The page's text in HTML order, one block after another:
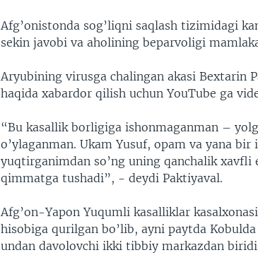
Afg’onistonda sog’liqni saqlash tizimidagi
sekin javobi va aholining beparvoligi
Aryubining virusga chalingan akasi Bextarin
haqida xabardor qilish uchun YouTube ga
“Bu kasallik borligiga ishonmaganman –
o’ylaganman. Ukam Yusuf, opam va yana
yuqtirganimdan so’ng uning qanchalik xavfli
qimmatga tushadi”, - deydi Paktiyaval.
Afg’on-Yapon Yuqumli kasalliklar
hisobiga qurilgan bo’lib, ayni paytda
undan davolovchi ikki tibbiy markazdan